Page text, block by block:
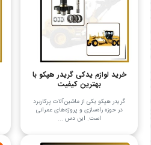
خرید لوازم یدکی گریدر هپکو با
بهترین کیفیت
گریدر هپکو یکی از ماشین‌آلات پرکاربرد
در حوزه راه‌سازی و پروژه‌های عمرانی
است. این دس ...